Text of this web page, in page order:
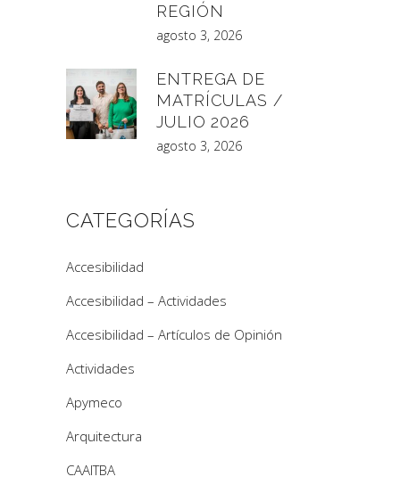
REGIÓN
agosto 3, 2026
ENTREGA DE
MATRÍCULAS /
JULIO 2026
agosto 3, 2026
CATEGORÍAS
Accesibilidad
Accesibilidad – Actividades
Accesibilidad – Artículos de Opinión
Actividades
Apymeco
Arquitectura
CAAITBA